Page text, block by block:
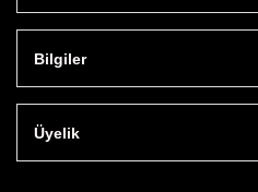
Bilgiler
Üyelik